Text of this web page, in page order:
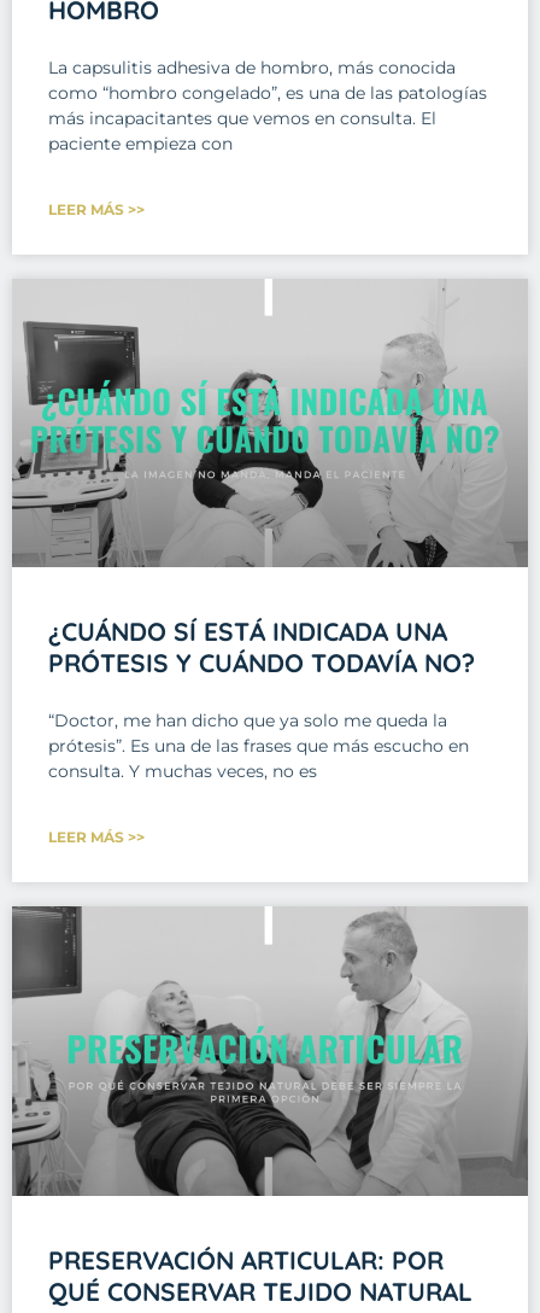
HOMBRO
La capsulitis adhesiva de hombro, más conocida
como “hombro congelado”, es una de las patologías
más incapacitantes que vemos en consulta. El
paciente empieza con
LEER MÁS >>
¿CUÁNDO SÍ ESTÁ INDICADA UNA
PRÓTESIS Y CUÁNDO TODAVÍA NO?
“Doctor, me han dicho que ya solo me queda la
prótesis”. Es una de las frases que más escucho en
consulta. Y muchas veces, no es
LEER MÁS >>
PRESERVACIÓN ARTICULAR: POR
QUÉ CONSERVAR TEJIDO NATURAL